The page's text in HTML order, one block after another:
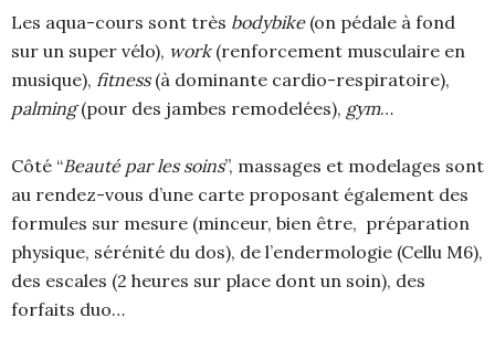
Les aqua-cours sont très bodybike(on pédale à fond
sur un super vélo), work (renforcement musculaire en
musique), fitness(à dominante cardio-respiratoire),
palming(pour des jambes remodelées), gym…
Côté “Beauté par les soins”, massages et modelages sont
au rendez-vous d’une carte proposant également des
formules sur mesure (minceur, bien être, préparation
physique, sérénité du dos), de l’endermologie (Cellu M6),
des escales (2 heures sur place dont un soin), des
forfaits duo…